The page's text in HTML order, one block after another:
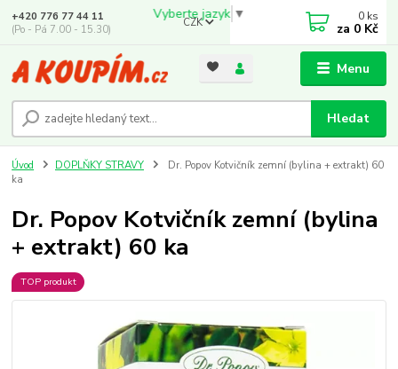
Vyberte jazyk ▼
Menu
CZK
Hledat
+420 776 77 44 11
(Po - Pá 7.00 - 15.30)
0 ks
za 0 Kč
Úvod DOPLŇKY STRAVY
Dr. Popov Kotvičník zemní (bylina + extrakt) 60
ka
Dr. Popov Kotvičník zemní (bylina
+ extrakt) 60 ka
TOP produkt